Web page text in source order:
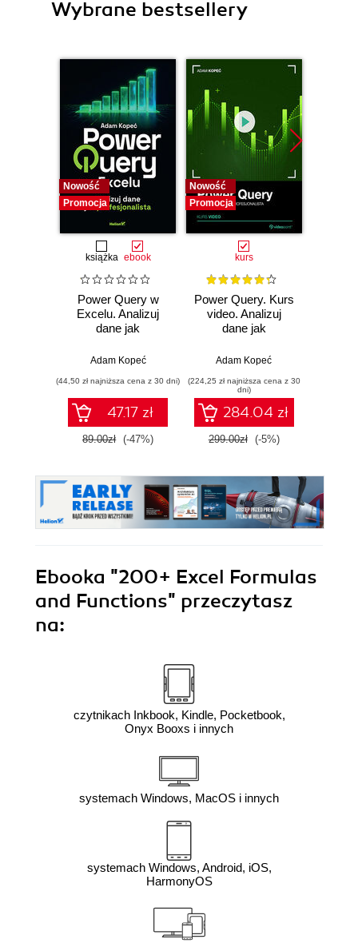
Wybrane bestsellery
Nowość
Promocja
książka ebook
Power Query w
Excelu. Analizuj
dane jak
Adam Kopeć
(44,50 zł najniższa cena z 30 dni)
47.17 zł
89.00zł (-47%)
Nowość
Promocja
kurs
Power Query. Kurs
video. Analizuj
dane jak
Adam Kopeć
(224,25 zł najniższa cena z 30
dni)
284.04 zł
299.00zł (-5%)
Ebooka "200+ Excel Formulas
and Functions" przeczytasz
na:
czytnikach Inkbook, Kindle, Pocketbook,
Onyx Booxs i innych
systemach Windows, MacOS i innych
systemach Windows, Android, iOS,
HarmonyOS